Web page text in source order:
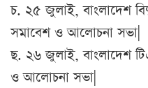
চ. ২৫ জুলাই, বাংলাদেশ
সমাবেশ ও আলোচনা সভা|
ছ. ২৬ জুলাই, বাংলাদেশ
ও আলোচনা সভা|